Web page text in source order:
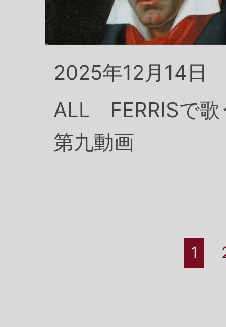
2025年12月14日
ALL FERRISで歌
第九動画